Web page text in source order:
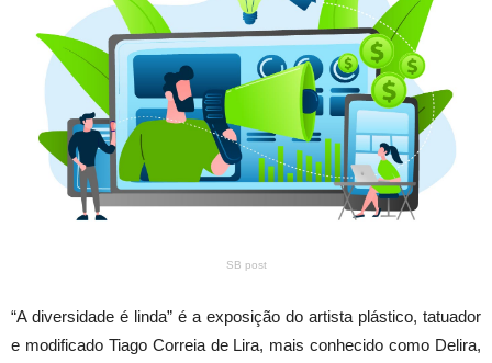
SB post
“A diversidade é linda” é a exposição do artista plástico, tatuador
e modificado Tiago Correia de Lira, mais conhecido como Delira,